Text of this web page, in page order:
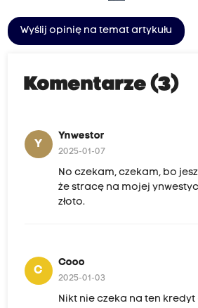
Wyślij opinię na temat artykułu
Komentarze (3)
Y
Ynwestor
2025-01-07
No czekam, czekam, bo
że stracę na mojej
złoto.
C
Cooo
2025-01-03
Nikt nie czeka na ten kredyt